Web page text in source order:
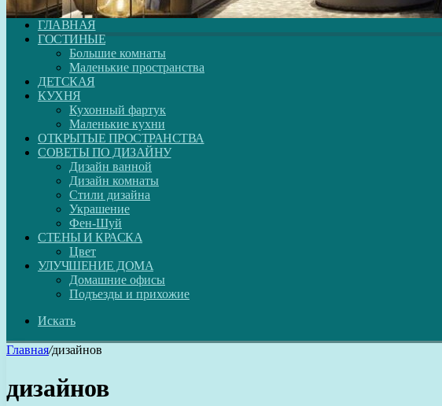
ГЛАВНАЯ
ГОСТИНЫЕ
Большие комнаты
Маленькие пространства
ДЕТСКАЯ
КУХНЯ
Кухонный фартук
Маленькие кухни
ОТКРЫТЫЕ ПРОСТРАНСТВА
СОВЕТЫ ПО ДИЗАЙНУ
Дизайн ванной
Дизайн комнаты
Стили дизайна
Украшение
Фен-Шуй
СТЕНЫ И КРАСКА
Цвет
УЛУЧШЕНИЕ ДОМА
Домашние офисы
Подъезды и прихожие
Искать
Главная/дизайнов
дизайнов